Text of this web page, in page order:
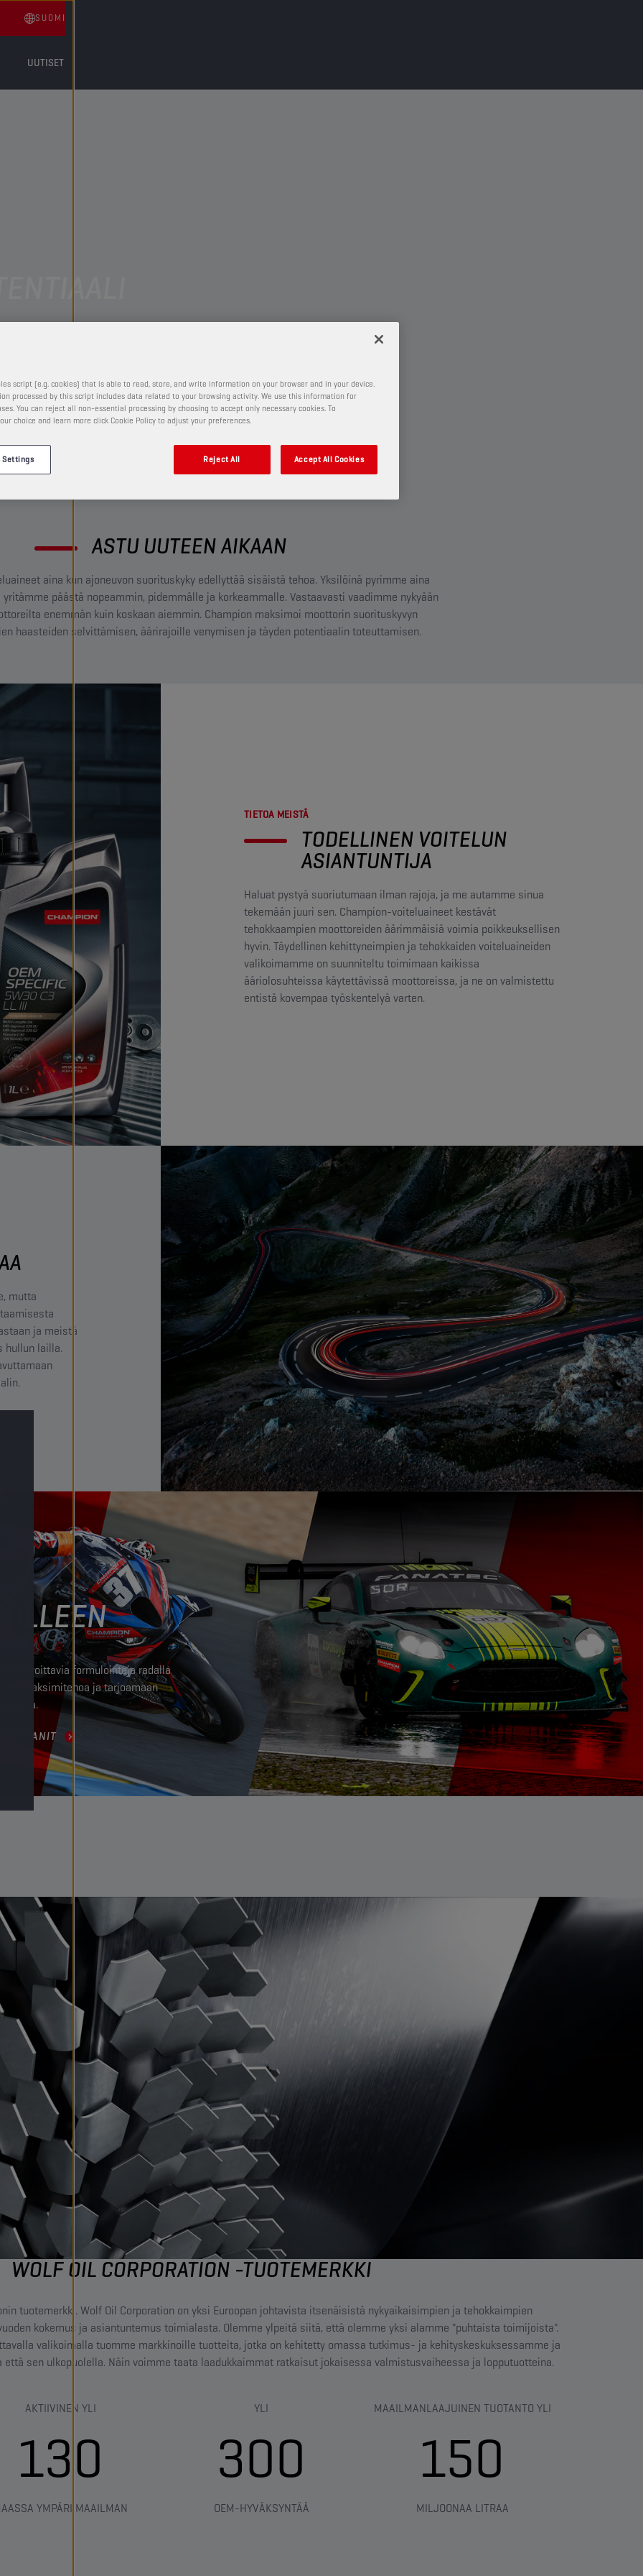
UUTISET
SUOMI
menestystä.
ASTU UUTEEN AIKAAN
aina kun ajoneuvon suorituskyky edellyttää sisäistä tehoa. Yksilöinä pyrimme aina
päästä nopeammin, pidemmälle ja korkeammalle. Vastaavasti vaadimme nykyään
enemmän kuin koskaan aiemmin. Champion maksimoi moottorin suorituskyvyn
haasteiden selvittämisen, äärirajoille venymisen ja täyden potentiaalin toteuttamisen.
TIETOA MEISTÄ
TODELLINEN VOITELUN
ASIANTUNTIJA
Haluat pystyä suoriutumaan ilman rajoja, ja me autamme sinua
tekemään juuri sen. Champion-voiteluaineet kestävät
tehokkaampien moottoreiden äärimmäisiä voimia poikkeuksellisen
hyvin. Täydellinen kehittyneimpien ja tehokkaiden voiteluaineiden
valikoimamme on suunniteltu toimimaan kaikissa
ääriolosuhteissa käytettävissä moottoreissa, ja ne on valmistettu
entistä kovempaa työskentelyä varten.
mutta
ja meistä
hullun lailla.
voittavia formulointeja radalla
maksimitehoa ja tarjoamaan
WOLF OIL CORPORATION -TUOTEMERKKI
tuotemerkki. Wolf Oil Corporation on yksi Euroopan johtavista itsenäisistä nykyaikaisimpien ja tehokkaimpien
kokemus ja asiantuntemus toimialasta. Olemme ylpeitä siitä, että olemme yksi alamme "puhtaista toimijoista".
valikoimalla tuomme markkinoille tuotteita, jotka on kehitetty omassa tutkimus- ja kehityskeskuksessamme ja
sen ulkopuolella. Näin voimme taata laadukkaimmat ratkaisut jokaisessa valmistusvaiheessa ja lopputuotteina.
AKTIIVINEN YLI
130
YMPÄRI MAAILMAN
YLI
300
OEM-HYVÄKSYNTÄÄ
MAAILMANLAAJUINEN TUOTANTO YLI
150
MILJOONAA LITRAA
script (e.g. cookies) that is able to read, store, and write information on your browser and in your device.
processed by this script includes data related to your browsing activity. We use this information for
You can reject all non-essential processing by choosing to accept only necessary cookies. To
choice and learn more click Cookie Policy to adjust your preferences.
Settings Reject All Accept All Cookies